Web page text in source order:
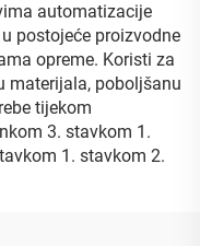
automatizacije
postojeće proizvodne
opreme. Koristi za
materijala, poboljšanu
tijekom
3. stavkom 1.
1. stavkom 2.